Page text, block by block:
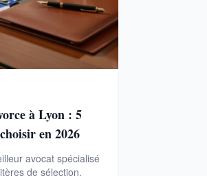
à Lyon : 5
en 2026
avocat spécialisé
de sélection,